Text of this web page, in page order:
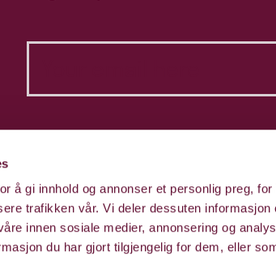
å gi innhold og annonser et personlig preg,
trafikken vår. Vi deler dessuten informasjon
innen sosiale medier, annonsering og
du har gjort tilgjengelig for dem, eller